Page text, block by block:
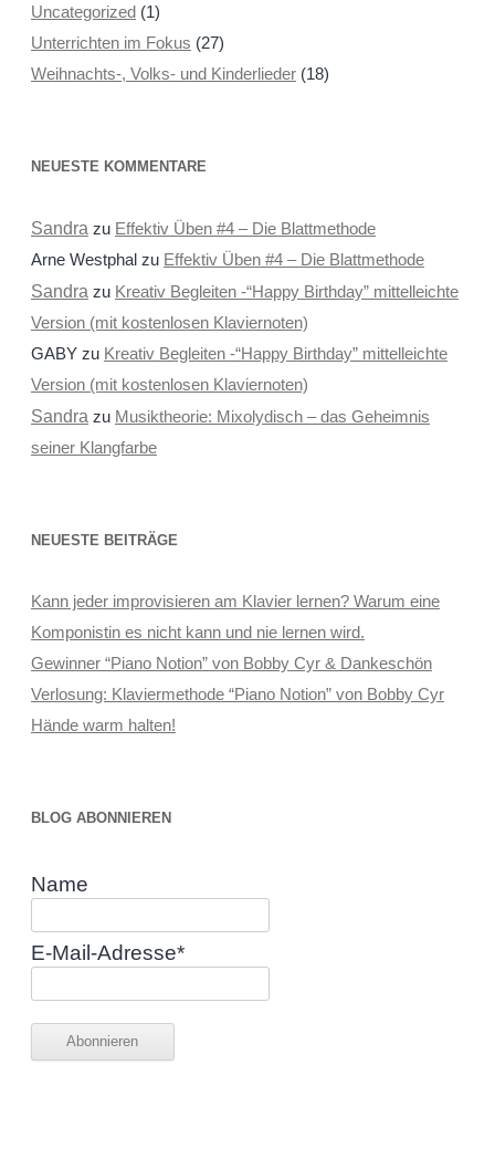
Uncategorized(1)
Unterrichten im Fokus (27)
Weihnachts-, Volks- und Kinderlieder(18)
NEUESTE KOMMENTARE
Sandra zu Effektiv Üben #4 – Die Blattmethode
Arne Westphalzu Effektiv Üben #4 – Die Blattmethode
Sandra zu Kreativ Begleiten -“Happy Birthday” mittelleichte
Version (mit kostenlosen Klaviernoten)
GABYzu Kreativ Begleiten -“Happy Birthday” mittelleichte
Version (mit kostenlosen Klaviernoten)
Sandra zu Musiktheorie: Mixolydisch – das Geheimnis
seiner Klangfarbe
NEUESTE BEITRÄGE
Kann jeder improvisieren am Klavier lernen? Warum eine
Komponistin es nicht kann und nie lernen wird.
Gewinner “Piano Notion” von Bobby Cyr & Dankeschön
Verlosung: Klaviermethode “Piano Notion” von Bobby Cyr
Hände warm halten!
BLOG ABONNIEREN
Name
E-Mail-Adresse*